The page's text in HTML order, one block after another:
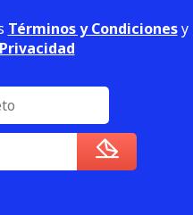
Términos y Condicionesy